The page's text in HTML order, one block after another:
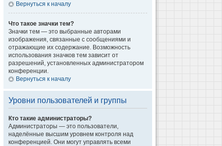
Вернуться к началу
Что такое значки тем?
Значки тем — это выбранные авторами
изображения, связанные с сообщениями и
отражающие их содержание. Возможность
использования значков тем зависит от
разрешений, установленных администратором
конференции.
Вернуться к началу
Уровни пользователей и группы
Кто такие администраторы?
Администраторы — это пользователи,
наделённые высшим уровнем контроля над
конференцией. Они могут управлять всеми